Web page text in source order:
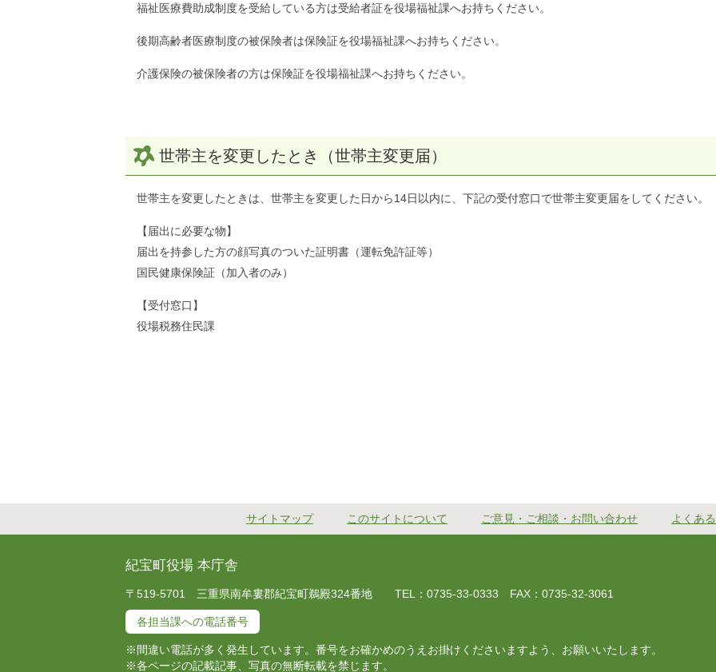
福祉医療費助成制度を受給している方は受給者証を役場福祉課へお持ちください。
後期高齢者医療制度の被保険者は保険証を役場福祉課へお持ちください。
介護保険の被保険者の方は保険証を役場福祉課へお持ちください。
世帯主を変更したとき（世帯主変更届）
世帯主を変更したときは、世帯主を変更した日から14日以内に、下記の受付窓口で世帯主変更届をしてください。
【届出に必要な物】
届出を持参した方の顔写真のついた証明書（運転免許証等）
国民健康保険証（加入者のみ）
【受付窓口】
役場税務住民課
サイトマップ このサイトについて ご意見・ご相談・お問い合わせ よくあ
紀宝町役場 本庁舎
〒519-5701 三重県南牟婁郡紀宝町鵜殿324番地 TEL：0735-33-0333 FAX：0735-32-3061
各担当課への電話番号
※間違い電話が多く発生しています。番号をお確かめのうえお掛けくださいますよう、お願いいたします。
※各ページの記載記事、写真の無断転載を禁じます。